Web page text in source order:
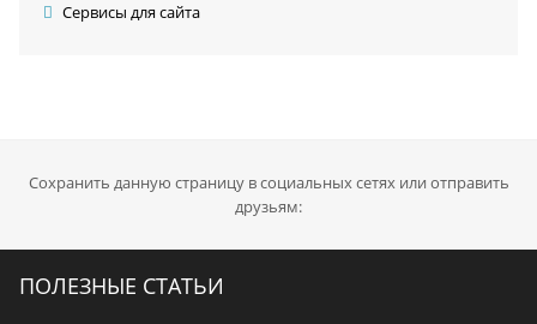
Сервисы для сайта
Сохранить данную страницу в социальных сетях или отправить
друзьям:
ПОЛЕЗНЫЕ СТАТЬИ